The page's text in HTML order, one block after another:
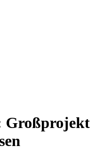
Großprojekt